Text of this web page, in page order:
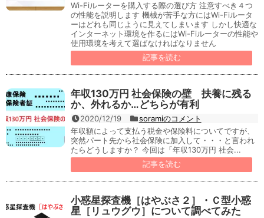
Wi-Fiルーターを購入する際の選び方 注意すべき４つ
の性能を説明します 機械が苦手な方にはWi-Fiルータ
ーはどれも同じように見えてしまいます しかし快適な
インターネット環境を作るにはWi-Fiルーターの性能や
使用環境を考えて選ばなければなりません
記事を読む
年収130万円 社会保険の壁 扶養に残る
か、外れるか…どちらが有利
2020/12/19
soramiのコメント
年収額によって支払う税金や保険料についてですが、
突然パート先から社会保険に加入して・・・と言われ
たらどうしますか？ 今回は「年収130万円 社会...
記事を読む
小惑星探査機［はやぶさ２］・Ｃ型小惑
星［リュウグウ］について調べてみた